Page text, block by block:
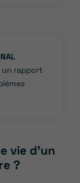
un rapport
vie d’un
?